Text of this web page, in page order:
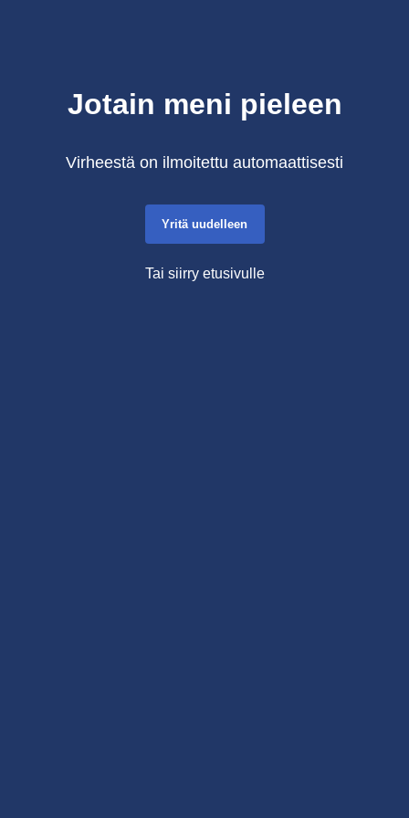
Jotain meni pieleen
Virheestä on ilmoitettu automaattisesti
Yritä uudelleen
Tai siirry etusivulle